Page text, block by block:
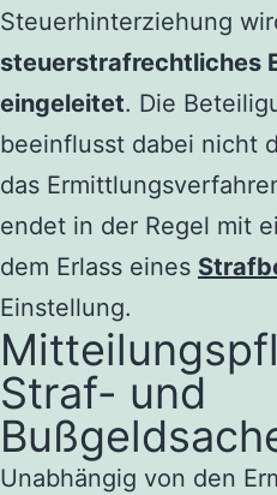
Steuerhinterziehung
steuerstrafrechtliches
eingeleitet. Die
beeinflusst dabei nicht
das
endet in der Regel mit
dem Erlass eines
Einstellung.
Straf- und
Unabhängig von den